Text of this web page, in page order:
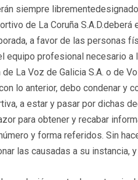
siempre
de La Coruña
a favor de las personas
equipo profesional necesario
La Voz de Galicia S.A. o de
lo anterior, debo condenar y
a estar y pasar por dichas
para obtener y recabar
y forma referidos. Sin
las causadas a su instancia,